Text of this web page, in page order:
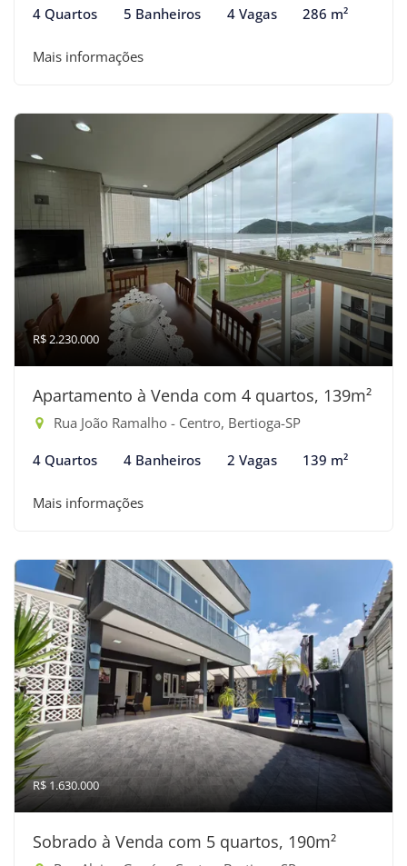
4 Quartos 5 Banheiros 4 Vagas 286 m²
Mais informações
R$ 2.230.000
Apartamento à Venda com 4 quartos, 139m²
Rua João Ramalho - Centro, Bertioga-SP
4 Quartos 4 Banheiros 2 Vagas 139 m²
Mais informações
R$ 1.630.000
Sobrado à Venda com 5 quartos, 190m²